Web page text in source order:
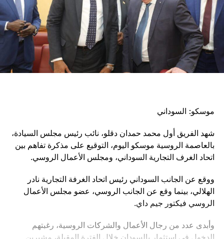
موسكو: السوداني
شهد الفريق أول محمد حمدان دقلو، نائب رئيس مجلس السيادة،
بالعاصمة الروسية موسكو اليوم، التوقيع على مذكرة تفاهم بين
اتحاد الغرف التجارية السوداني، ومجلس الأعمال الروسي.
ووقع عن الجانب السوداني رئيس اتحاد الغرفة التجارية نادر
الهلالي، بينما وقع عن الجانب الروسي، عضو مجلس الأعمال
الروسي فيكتور جيم داي.
وأبدى عدد من رجال الأعمال والشركات الروسية، رغبتهم